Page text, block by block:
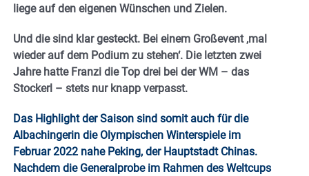
liege auf den eigenen Wünschen und Zielen.
Und die sind klar gesteckt. Bei einem Großevent ‚mal
wieder auf dem Podium zu stehen‘. Die letzten zwei
Jahre hatte Franzi die Top drei bei der WM – das
Stockerl – stets nur knapp verpasst.
Das Highlight der Saison sind somit auch für die
Albachingerin die Olympischen Winterspiele im
Februar 2022 nahe Peking, der Hauptstadt Chinas.
Nachdem die Generalprobe im Rahmen des Weltcups